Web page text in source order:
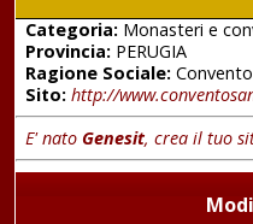
Categoria:Monasteri e
Provincia:PERUGIA
Ragione Sociale:Convento
Sito: http://
E' nato Genesit, crea il tuo